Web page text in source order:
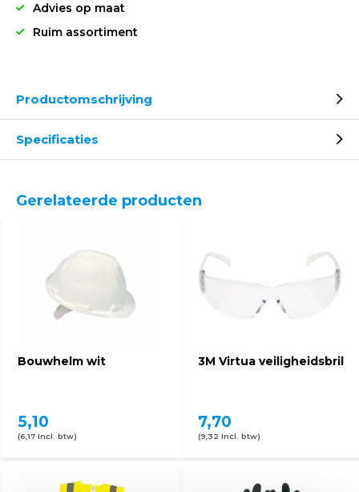
Advies op maat
Ruim assortiment
Productomschrijving
Specificaties
Gerelateerde producten
Bouwhelm wit
5,10
(6,17 Incl. btw)
3M Virtua veiligheidsbril
7,70
(9,32 Incl. btw)